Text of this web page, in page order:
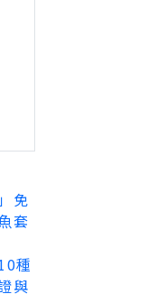
免
套
種
與